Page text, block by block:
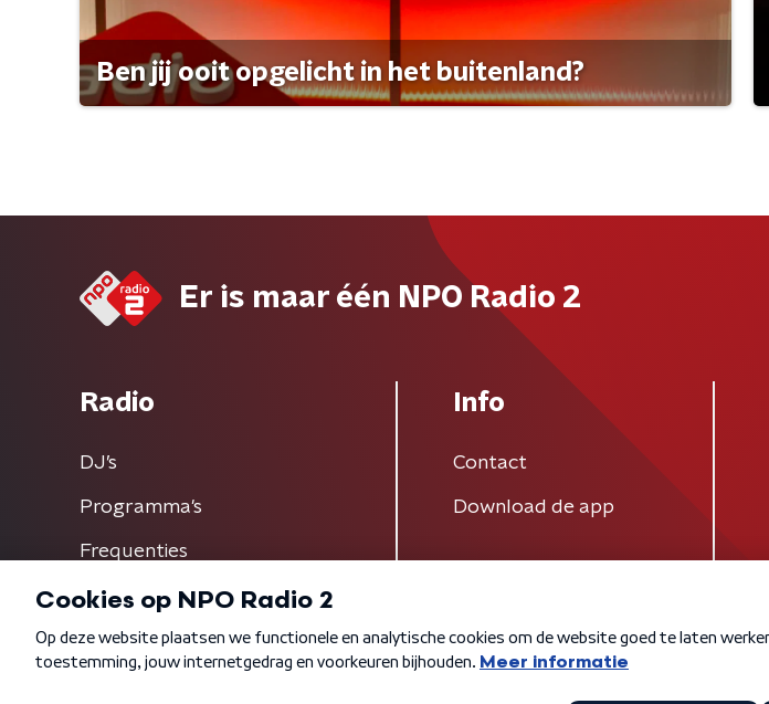
Ben jij ooit opgelicht in het buitenland?
Er is maar één NPO Radio 2
Radio
DJ’s
Programma's
Frequenties
Info
Contact
Download de app
Algemene voorwaarden Privacybeleid